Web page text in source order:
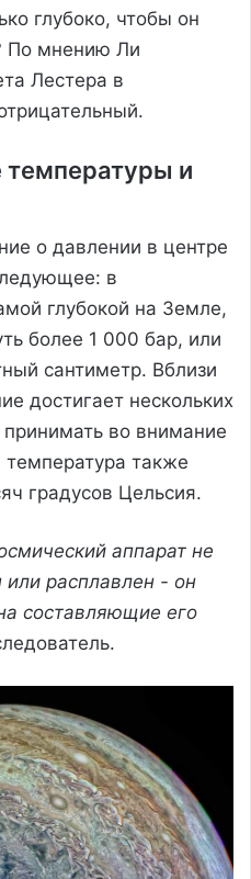
глубоко, чтобы он
По мнению Ли
Лестера в
и
о давлении в центре
в
глубокой на Земле,
более 1 000 бар, или
сантиметр. Вблизи
достигает нескольких
во внимание
также
градусов Цельсия.
аппарат не
или расплавлен - он
составляющие его